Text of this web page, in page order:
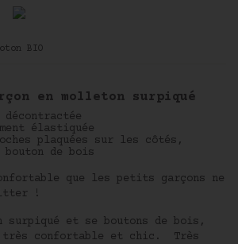
BIO
en molleton surpiqué
décontractée
élastiquée
plaquées sur les côtés,
de bois
que les petits garçons ne
!
surpiqué et se boutons de bois,
confortable et chic. Très